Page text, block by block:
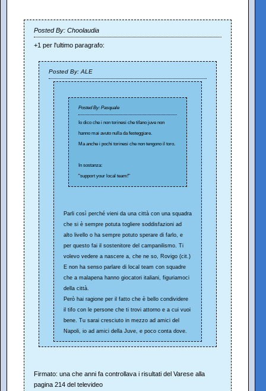
Posted By: Choolaudia
+1 per l'ultimo paragrafo:
Posted By: ALE
Posted By: Pasquale
Io dico che i non torinesi che tifano juve non
hanno mai avuto nulla da festeggiare.
Ma anche i pochi torinesi che non tengono il toro.
In sostanza:
"support your local team!"
Parli così perché vieni da una città con una squadra
che si è sempre potuta togliere soddisfazioni ad
alto livello o ha sempre potuto sperare di farlo, e
per questo fai il sostenitore del campanilismo. Ti
volevo vedere a nascere a, che ne so, Rovigo (cit.)
E non ha senso parlare di local team con squadre
che a malapena hanno giocatori italiani, figuriamoci
della città.
Però hai ragione per il fatto che è bello condividere
il tifo con le persone che ti trovi attorno e a cui vuoi
bene. Tu sarai cresciuto in mezzo ad amici del
Napoli, io ad amici della Juve, e poco conta dove.
Firmato: una che anni fa controllava i risultati del Varese alla
pagina 214 del televideo